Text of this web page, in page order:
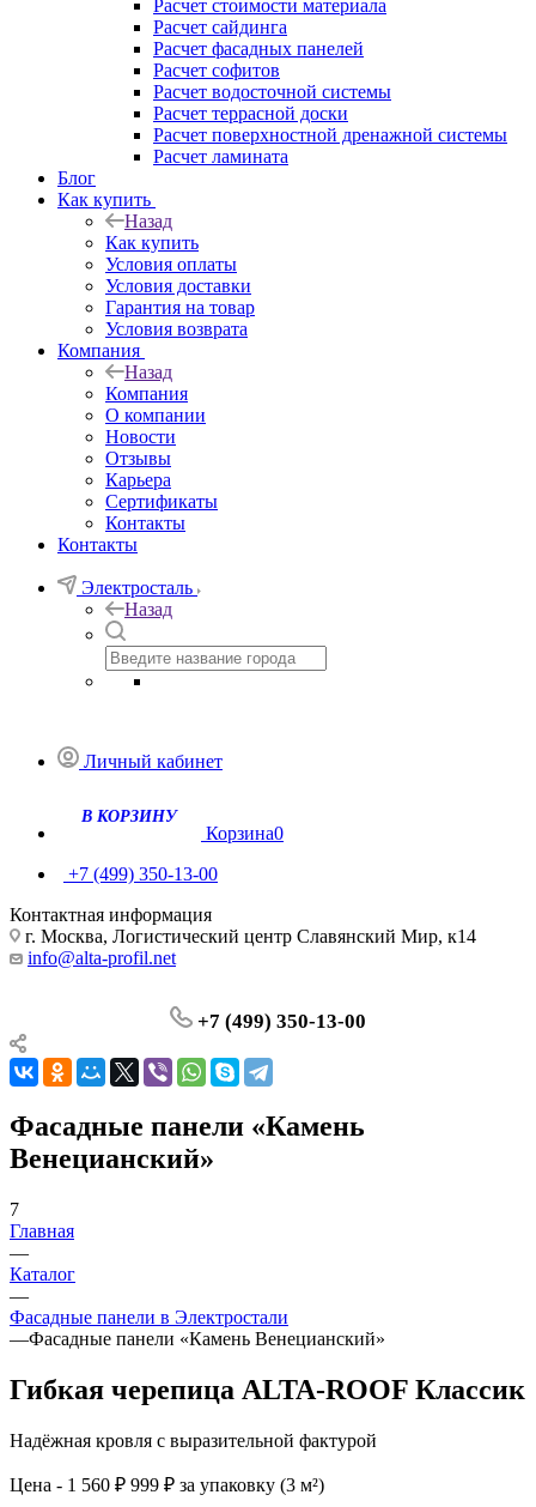
Расчет стоимости материала
Расчет сайдинга
Расчет фасадных панелей
Расчет софитов
Расчет водосточной системы
Расчет террасной доски
Расчет поверхностной дренажной системы
Расчет ламината
Блог
Как купить
Назад
Как купить
Условия оплаты
Условия доставки
Гарантия на товар
Условия возврата
Компания
Назад
Компания
О компании
Новости
Отзывы
Карьера
Сертификаты
Контакты
Контакты
Электросталь
Назад
Личный кабинет
Корзина0
+7 (499) 350-13-00
Контактная информация
г. Москва, Логистический центр Славянский Мир, к14
info@alta-profil.net
+7 (499) 350-13-00
Фасадные панели «Камень
Венецианский»
7
Главная
—
Каталог
—
Фасадные панели в Электростали
—Фасадные панели «Камень Венецианский»
Гибкая черепица ALTA-ROOF Классик
Надёжная кровля с выразительной фактурой
Цена - 1 560 ₽ 999 ₽ за упаковку (3 м²)